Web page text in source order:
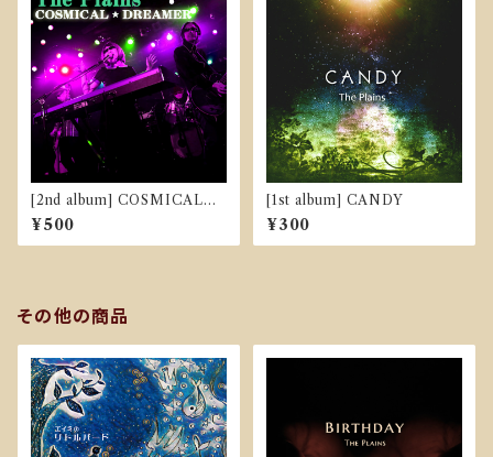
[2nd album] COSMICAL☆
DREAMER
¥500
[1st album] CANDY
¥300
その他の商品